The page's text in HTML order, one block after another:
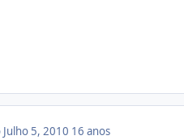
Julho 5, 2010 16 anos